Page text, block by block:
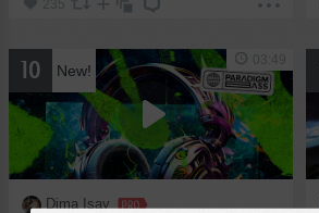
235
10 New!
Dima Isay
03:49